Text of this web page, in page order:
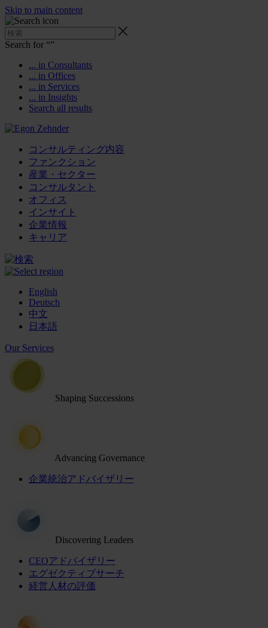
Skip to main content
Search for “”
... in Consultants
... in Offices
... in Services
... in Insights
Search all results
コンサルティング内容
ファンクション
産業・セクター
コンサルタント
オフィス
インサイト
企業情報
キャリア
English
Deutsch
中文
日本語
Our Services
Shaping Successions
Advancing Governance
企業統治アドバイザリー
Discovering Leaders
CEOアドバイザリー
エグゼクティブサーチ
経営人材の評価